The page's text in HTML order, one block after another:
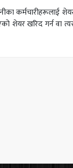
कर्मचारीहरूलाई
शेयर खरिद गर्न वा